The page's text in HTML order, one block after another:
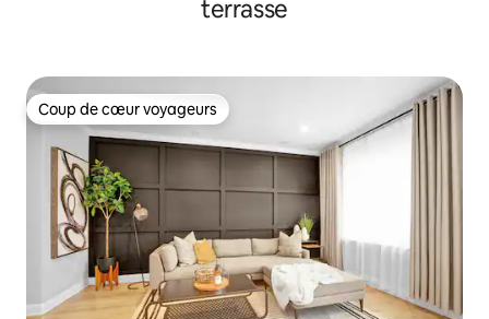
terrasse
Coup de cœur voyageurs
Coup de cœur voyageurs